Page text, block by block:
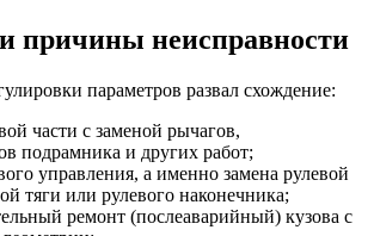
причины неисправности
параметров развал схождение:
части с заменой рычагов,
подрамника и других работ;
управления, а именно замена рулевой
тяги или рулевого наконечника;
ремонт (послеаварийный) кузова с